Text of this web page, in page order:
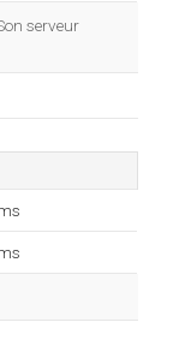
serveur